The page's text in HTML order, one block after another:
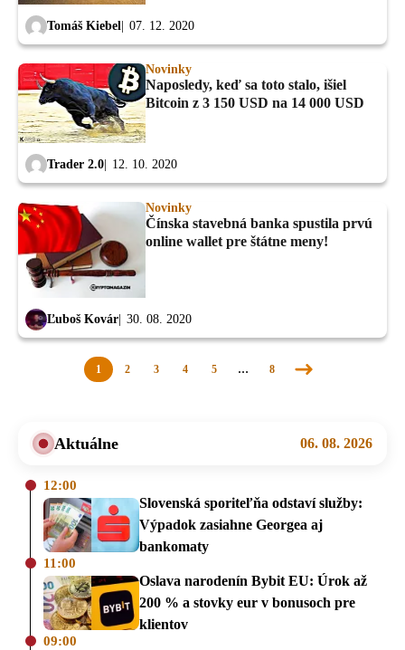
Tomáš Kiebel 07. 12. 2020
Novinky
Naposledy, keď sa toto stalo, išiel
Bitcoin z 3 150 USD na 14 000 USD
Trader 2.0 12. 10. 2020
Novinky
Čínska stavebná banka spustila prvú
online wallet pre štátne meny!
Ľuboš Kovár 30. 08. 2020
1 2 3 4 5 … 8
Nasledujúca
Aktuálne 06. 08. 2026
12:00
Slovenská sporiteľňa odstaví služby:
Výpadok zasiahne Georgea aj
bankomaty
11:00
Oslava narodenín Bybit EU: Úrok až
200 % a stovky eur v bonusoch pre
klientov
09:00